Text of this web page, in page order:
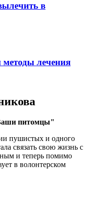
в
лечения
питомцы"
пушистых и одного
связать свою жизнь с
и теперь помимо
в волонтерском